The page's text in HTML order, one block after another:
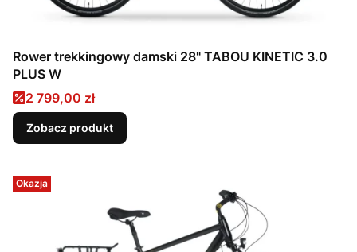
Rower trekkingowy damski 28" TABOU KINETIC 3.0
PLUS W
Cena promocyjna
2 799,00 zł
Zobacz produkt
Okazja